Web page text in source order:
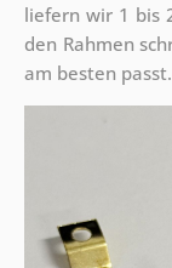
liefern wir 1 bis
den Rahmen
am besten passt.